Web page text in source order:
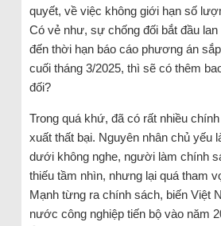
quyết, về việc không giới hạn số
Có vẻ như, sự chống đối bắt đầu lan
đến thời hạn báo cáo phương án
cuối tháng 3/2025, thì sẽ có thêm
đối?
Trong quá khứ, đã có rất nhiều
xuất thất bại. Nguyên nhân chủ yếu
dưới không nghe, người làm chính
thiếu tầm nhìn, nhưng lại quá tham
Mạnh từng ra chính sách, biến Việt
nước công nghiệp tiến bộ vào năm